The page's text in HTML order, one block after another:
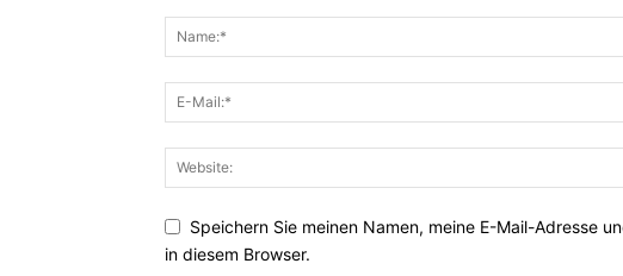
Speichern Sie meinen Namen, meine E-Mail-Adresse
in diesem Browser.